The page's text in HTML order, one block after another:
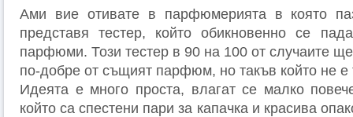
Ами вие отивате в парфюмерията в която
представя тестер, който обикновенно се
парфюми. Този тестер в 90 на 100 от случаите
по-добре от същият парфюм, но такъв който не е
Идеята е много проста, влагат се малко
който са спестени пари за капачка и красива